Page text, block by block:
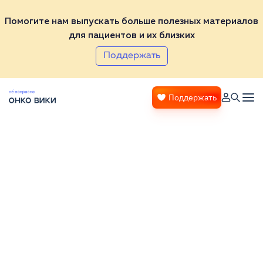
Помогите нам выпускать больше полезных материалов
для пациентов и их близких
Поддержать
Поддержать